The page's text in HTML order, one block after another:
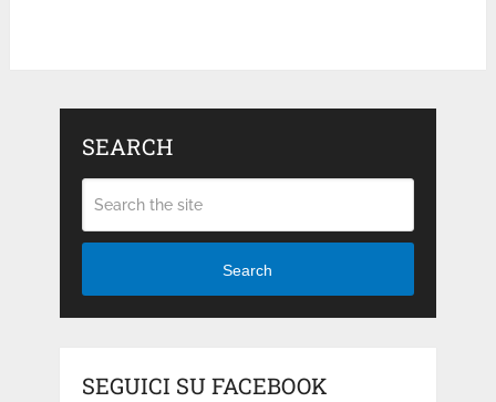
SEARCH
Search
SEGUICI SU FACEBOOK